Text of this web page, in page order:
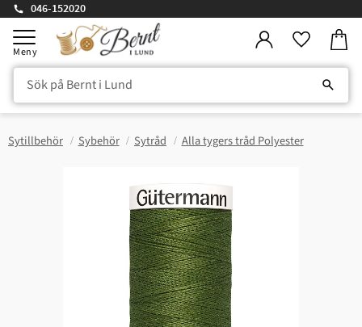
Meny
046-152020
Sytillbehör Sybehör Sytråd Alla tygers tråd Polyester